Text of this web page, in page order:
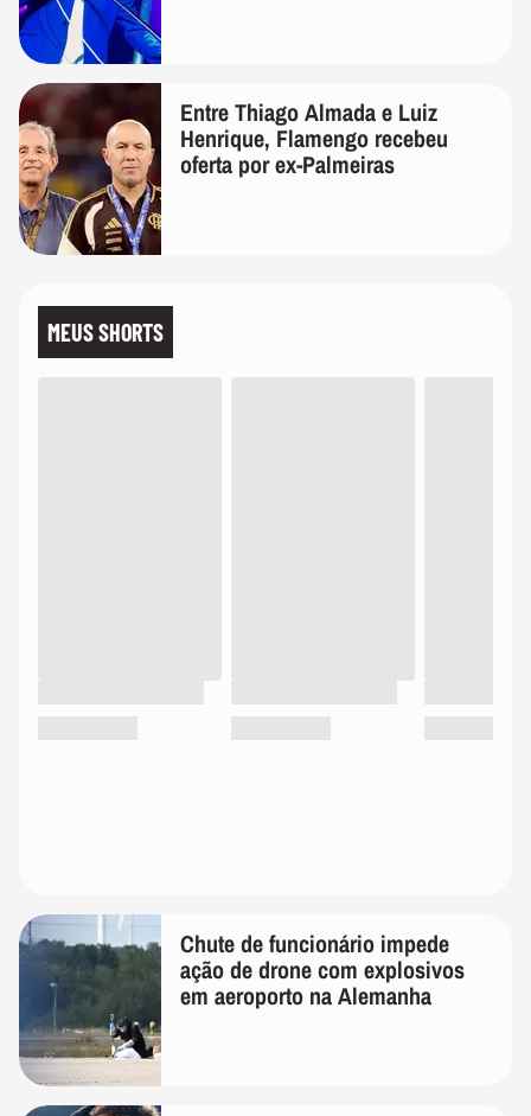
Entre Thiago Almada e Luiz
Henrique, Flamengo recebeu
oferta por ex-Palmeiras
MEUS SHORTS
Chute de funcionário impede
ação de drone com explosivos
em aeroporto na Alemanha